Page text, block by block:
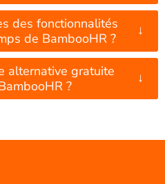
des fonctionnalités
de BambooHR ?
↓
alternative gratuite
?
↓